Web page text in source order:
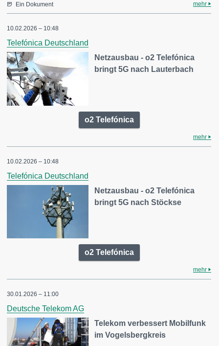
Ein Dokument mehr
10.02.2026 – 10:48
Telefónica Deutschland
Netzausbau - o2 Telefónica
bringt 5G nach Lauterbach
o2 Telefónica
mehr
10.02.2026 – 10:48
Telefónica Deutschland
Netzausbau - o2 Telefónica
bringt 5G nach Stöckse
o2 Telefónica
mehr
30.01.2026 – 11:00
Deutsche Telekom AG
Telekom verbessert Mobilfunk
im Vogelsbergkreis